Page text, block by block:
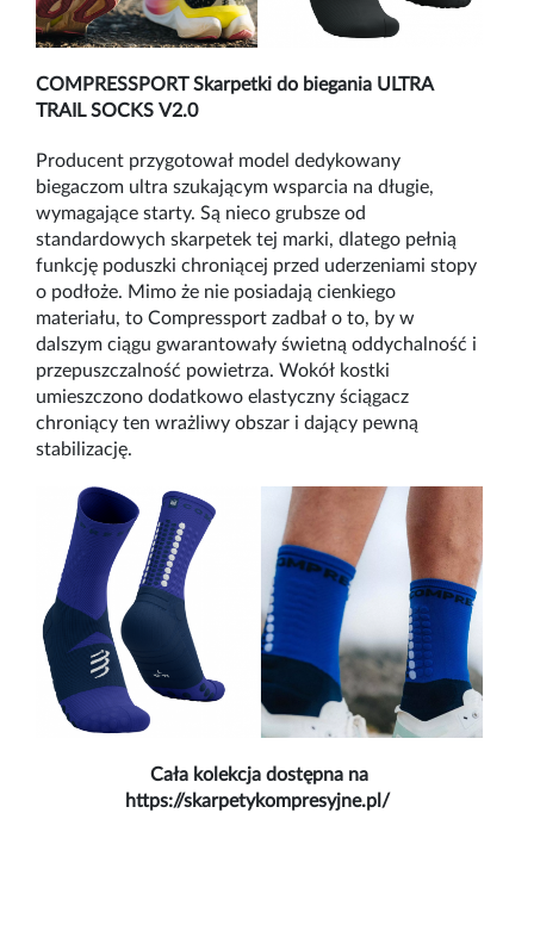
COMPRESSPORTSkarpetki do biegania ULTRA
TRAIL SOCKS V2.0
Producent przygotował model dedykowany
biegaczom ultra szukającym wsparcia na długie,
wymagające starty. Są nieco grubsze od
standardowych skarpetek tej marki, dlatego pełnią
funkcję poduszki chroniącej przed uderzeniami stopy
o podłoże. Mimo że nie posiadają cienkiego
materiału, to Compressport zadbał o to, by w
dalszym ciągu gwarantowały świetną oddychalność i
przepuszczalność powietrza. Wokół kostki
umieszczono dodatkowo elastyczny ściągacz
chroniący ten wrażliwy obszar i dający pewną
stabilizację.
Cała kolekcja dostępna na
https://skarpetykompresyjne.pl/